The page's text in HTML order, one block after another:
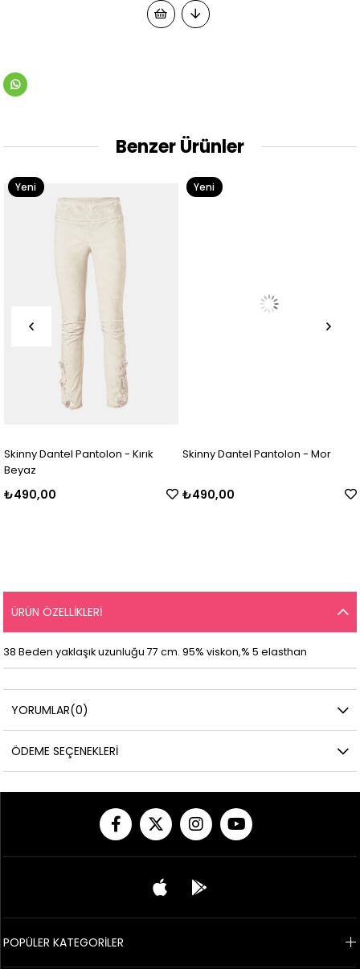
Benzer Ürünler
Skinny Dantel Pantolon - Kırık
Beyaz
₺490,00
Yeni
Skinny Dantel Pantolon - Mor
₺490,00
Yeni
ÜRÜN ÖZELLIKLERI
38 Beden yaklaşık uzunluğu 77 cm. 95% viskon,% 5 elasthan
YORUMLAR(0)
ÖDEME SEÇENEKLERI
POPÜLER KATEGORİLER